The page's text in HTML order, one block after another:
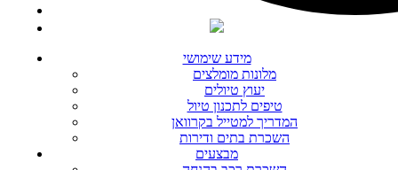
מידע שימושי
מלונות מומלצים
יעוץ טיולים
טיפים לתכנון טיול
המדריך למטייל בקרוואן
השכרת בתים ודירות
מבצעים